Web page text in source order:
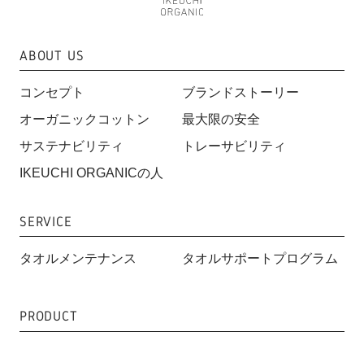
ABOUT US
コンセプト
ブランドストーリー
オーガニックコットン
最大限の安全
サステナビリティ
トレーサビリティ
IKEUCHI ORGANICの人
SERVICE
タオルメンテナンス タオルサポートプログラム
PRODUCT